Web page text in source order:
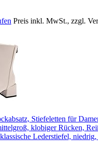
Preis inkl. MwSt., zzgl.
Stiefeletten für
klobiger Rücken,
Lederstiefel,